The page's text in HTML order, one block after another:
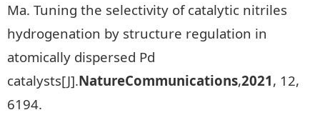
Ma. Tuning the selectivity of catalytic nitriles
hydrogenation by structure regulation in
atomically dispersed Pd
catalysts[J].NatureCommunications,2021, 12,
6194.